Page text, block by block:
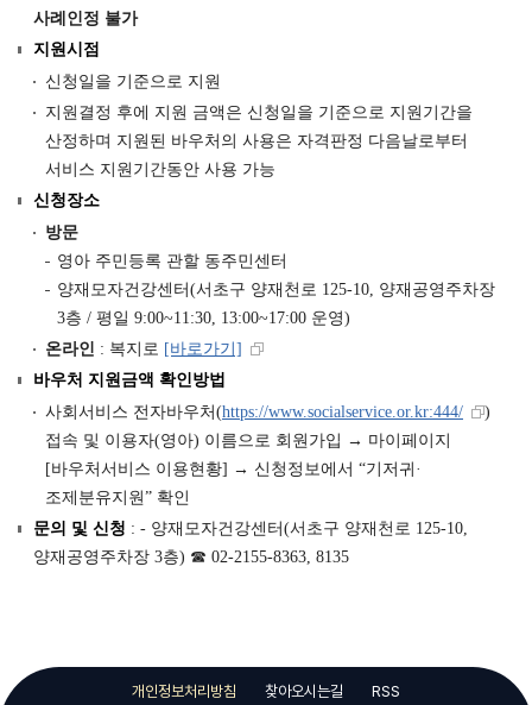
사례인정 불가
지원시점
신청일을 기준으로 지원
지원결정 후에 지원 금액은 신청일을 기준으로 지원기간을
산정하며 지원된 바우처의 사용은 자격판정 다음날로부터
서비스 지원기간동안 사용 가능
신청장소
방문
영아 주민등록 관할 동주민센터
양재모자건강센터(서초구 양재천로 125-10, 양재공영주차장
3층 / 평일 9:00~11:30, 13:00~17:00 운영)
온라인 : 복지로 [바로가기]
바우처 지원금액 확인방법
사회서비스 전자바우처(https://www.socialservice.or.kr:444/
)
접속 및 이용자(영아) 이름으로 회원가입 → 마이페이지
[바우처서비스 이용현황] → 신청정보에서 “기저귀·
조제분유지원” 확인
문의 및 신청 : - 양재모자건강센터(서초구 양재천로 125-10,
양재공영주차장 3층) ☎ 02-2155-8363, 8135
개인정보처리방침 찾아오시는길 RSS